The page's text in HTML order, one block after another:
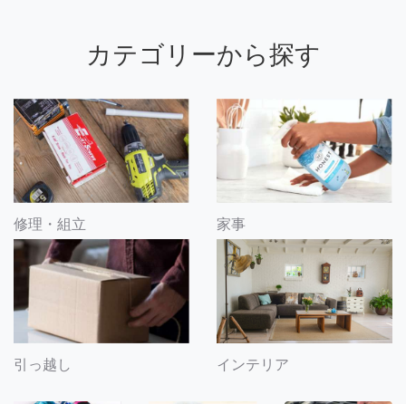
カテゴリーから探す
修理・組立 家事
引っ越し インテリア